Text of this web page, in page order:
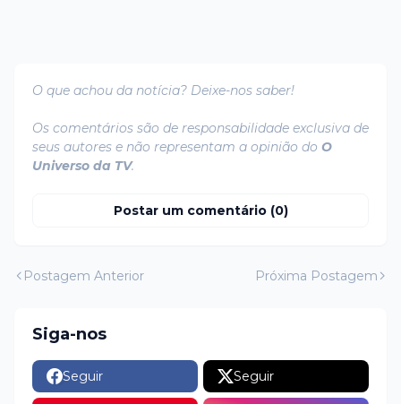
O que achou da notícia? Deixe-nos saber!
Os comentários são de responsabilidade exclusiva de
seus autores e não representam a opinião do O
Universo da TV.
Postar um comentário (0)
Postagem Anterior Próxima Postagem
Siga-nos
Seguir Seguir